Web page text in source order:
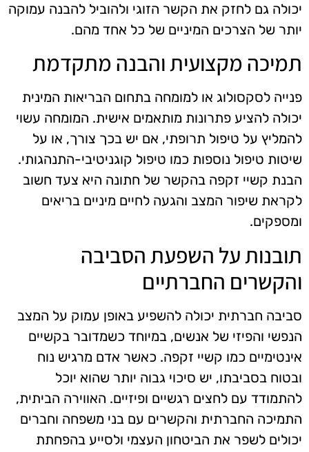
יכולה גם לחזק את הקשר הזוגי ולהוביל להבנה עמוקה
יותר של הצרכים המיניים של כל אחד מהם.
תמיכה מקצועית והבנה מתקדמת
פנייה לסקסולוג או למומחה בתחום הבריאות המינית
יכולה להציע פתרונות מותאמים אישית. המומחה עשוי
להמליץ על טיפול תרופתי, אם יש בכך צורך, או על
שיטות טיפול נוספות כמו טיפול קוגניטיבי-התנהגותי.
הבנת קשיי זקפה בהקשר של חתונה היא צעד חשוב
לקראת שיפור המצב והגעה לחיים מיניים בריאים
ומספקים.
תובנות על השפעת הסביבה
והקשרים החברתיים
סביבה חברתית יכולה להשפיע באופן עמוק על המצב
הנפשי והפיזי של אנשים, במיוחד כשמדובר בקשיים
אינטימיים כמו קשיי זקפה. כאשר אדם מרגיש נוח
ובטוח בסביבתו, יש סיכוי גבוה יותר שהוא יוכל
להתמודד עם לחצים רגשיים ופיזיים. האווירה הביתית,
התמיכה החברתית והקשרים עם בני משפחה וחברים
יכולים לשפר את הביטחון העצמי ולסייע בהפחתת